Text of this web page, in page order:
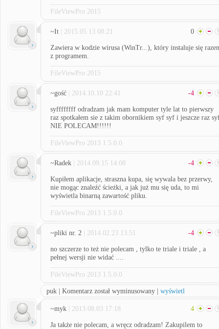
FileViewPro 2015
~It | 2015.05.13 08:21 0
Zawiera w kodzie wirusa (WinTr...), który instaluje się
z programem.
FileViewPro 2015
~gość | 2014.10.10 22:41 -4
syffffffff odradzam jak mam komputer tyle lat to pierwszy
raz spotkałem sie z takim obornikiem syf syf i jeszcze raz
NIE POLECAM!!!!!!
FileViewPro 2013 1.5.0.0
~Radek | 2014.09.15 14:08 -4
Kupiłem aplikacje, straszna kupa, się wywala bez przerwy,
nie mogąc znaleźć ścieżki, a jak już mu się uda, to mi
wyświetla binarną zawartość pliku.
FileViewPro 2013 1.5.0.0
~pliki nr. 2 | 2014.02.23 13:51 -4
no szczerze to też nie polecam , tylko te triale i triale , a
pełnej wersji nie widać ....
FileViewPro 2013 1.5.0.0
puk | Komentarz został wyminusowany | wyświetl
~myk | 2013.08.03 17:18 4
Ja także nie polecam, a wręcz odradzam! Zakupilem to